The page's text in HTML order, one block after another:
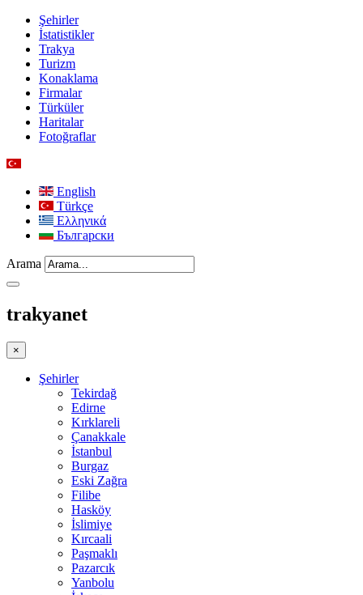
Şehirler
İstatistikler
Trakya
Turizm
Konaklama
Firmalar
Türküler
Haritalar
Fotoğraflar
English
Türkçe
Ελληνικά
Български
Arama
trakyanet
×
Şehirler
Tekirdağ
Edirne
Kırklareli
Çanakkale
İstanbul
Burgaz
Eski Zağra
Filibe
Hasköy
İslimiye
Kırcaali
Paşmaklı
Pazarcık
Yanbolu